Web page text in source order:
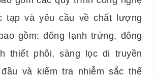
tạp và yêu cầu về chất lượng
gồm: đông lạnh trứng, đông
thiết phôi, sàng lọc di truyền
và kiểm tra nhiễm sắc thể